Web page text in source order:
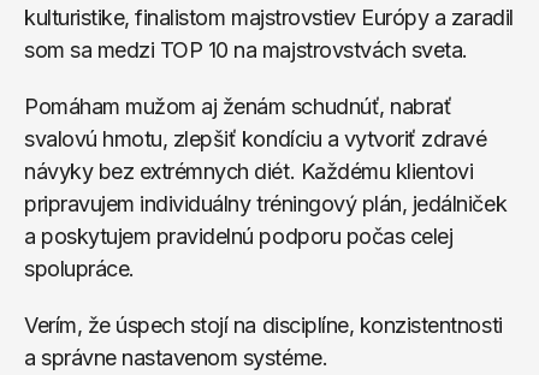
kulturistike, finalistom majstrovstiev Európy a zaradil
som sa medzi TOP 10 na majstrovstvách sveta.
Pomáham mužom aj ženám schudnúť, nabrať
svalovú hmotu, zlepšiť kondíciu a vytvoriť zdravé
návyky bez extrémnych diét. Každému klientovi
pripravujem individuálny tréningový plán, jedálniček
a poskytujem pravidelnú podporu počas celej
spolupráce.
Verím, že úspech stojí na disciplíne, konzistentnosti
a správne nastavenom systéme.